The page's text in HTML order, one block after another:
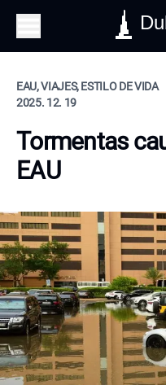
EAU, VIAJES, ESTILO DE VIDA
2025. 12. 19
Tormentas
EAU